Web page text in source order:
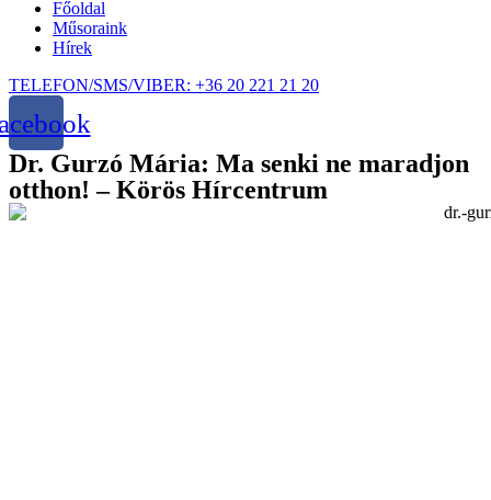
Főoldal
Műsoraink
Hírek
TELEFON/SMS/VIBER: +36 20 221 21 20
Dr. Gurzó Mária: Ma senki ne maradjon
otthon! – Körös Hírcentrum